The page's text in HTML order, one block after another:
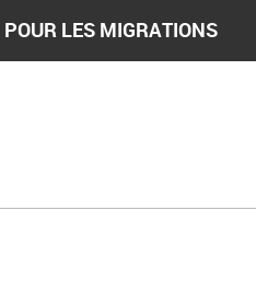
LES MIGRATIONS